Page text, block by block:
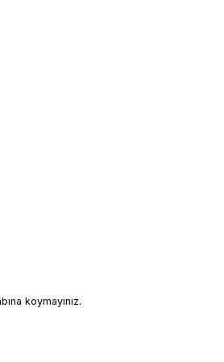
koymayınız.